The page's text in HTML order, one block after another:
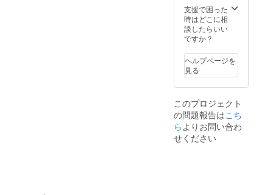
円／
5,000円
／
10,000
ターン
と内容
は同一
違いは
ご支援
者さま
のお気
持ちに
支援で困った
時はどこに相
談したらいい
ですか？
ヘルプページを
見る
このプロジェクト
の問題報告はこち
ら よりお問い合わ
せください